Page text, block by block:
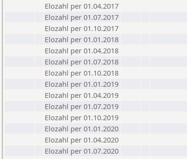
Elozahl per 01.04.2017
Elozahl per 01.07.2017
Elozahl per 01.10.2017
Elozahl per 01.01.2018
Elozahl per 01.04.2018
Elozahl per 01.07.2018
Elozahl per 01.10.2018
Elozahl per 01.01.2019
Elozahl per 01.04.2019
Elozahl per 01.07.2019
Elozahl per 01.10.2019
Elozahl per 01.01.2020
Elozahl per 01.04.2020
Elozahl per 01.07.2020